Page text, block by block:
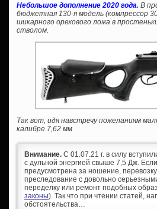
Небольшое дополнение 2020 года. В
бюджетная 130-я модель (компрессор
шикарного орехового ложа в
стволом.
Так вот, идя навстречу пожеланиям
калибре 7,62 мм
Внимание. С 01.07.21 г. в силу
с дульной энергией свыше 7,5 Дж.
предусмотрена за ношение,
преследование с довольно
переделку или ремонт подобных
законы). Так что при чтении статей,
обстоятельства…